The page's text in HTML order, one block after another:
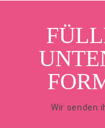
Wir senden